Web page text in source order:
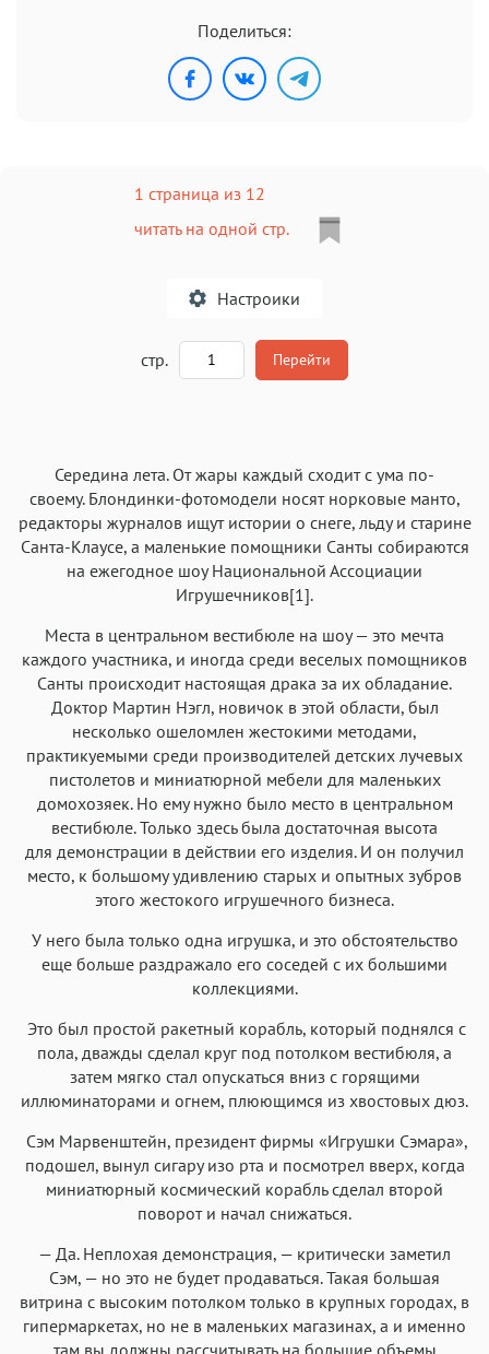
Поделиться:
1 страница из 12
читать на одной стр.
Настроики
Roboto
Аа Аа
Аа
Iowan
Аа
San Francisco Аа Аа
New York
Аа
Helvetica Neue
Аа Аа
Georgia
Аа
Аа Аа
Courier New
Аа
Menlo
Аа
SF Mono
стр. Перейти
Середина лета. От жары каждый сходит с ума по-
своему. Блондинки-фотомодели носят норковые манто,
редакторы журналов ищут истории о снеге, льду и старине
Санта-Клаусе, а маленькие помощники Санты собираются
на ежегодное шоу Национальной Ассоциации
Игрушечников[1].
Места в центральном вестибюле на шоу — это мечта
каждого участника, и иногда среди веселых помощников
Санты происходит настоящая драка за их обладание.
Доктор Мартин Нэгл, новичок в этой области, был
несколько ошеломлен жестокими методами,
практикуемыми среди производителей детских лучевых
пистолетов и миниатюрной мебели для маленьких
домохозяек. Но ему нужно было место в центральном
вестибюле. Только здесь была достаточная высота
для демонстрации в действии его изделия. И он получил
место, к большому удивлению старых и опытных зубров
этого жестокого игрушечного бизнеса.
У него была только одна игрушка, и это обстоятельство
еще больше раздражало его соседей с их большими
коллекциями.
Это был простой ракетный корабль, который поднялся с
пола, дважды сделал круг под потолком вестибюля, а
затем мягко стал опускаться вниз с горящими
иллюминаторами и огнем, плюющимся из хвостовых дюз.
Сэм Марвенштейн, президент фирмы «Игрушки Сэмара»,
подошел, вынул сигару изо рта и посмотрел вверх, когда
миниатюрный космический корабль сделал второй
поворот и начал снижаться.
— Да. Неплохая демонстрация, — критически заметил
Сэм, — но это не будет продаваться. Такая большая
витрина с высоким потолком только в крупных городах, в
гипермаркетах, но не в маленьких магазинах, а и именно
там вы должны рассчитывать на большие объемы